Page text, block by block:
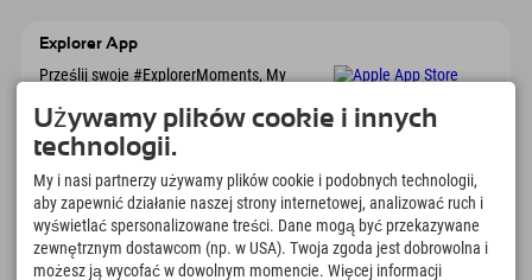
Explorer App
Prześlij swoje #ExplorerMoments, My
marzeń, przeglądem restauracji i wieloma
innymi. Pobierz teraz!
Czas na chwile odkrywcy
166
Jeziora górskie i baseny
rekreacyjne
4.634km
Stoki do jazdy na nartach i
snowboardzie
Używamy plików cookie i innych
technologii.
My i nasi partnerzy używamy plików cookie i podobnych technologii,
aby zapewnić działanie naszej strony internetowej, analizować ruch i
wyświetlać spersonalizowane treści. Dane mogą być przekazywane
zewnętrznym dostawcom (np. w USA). Twoja zgoda jest dobrowolna i
możesz ją wycofać w dowolnym momencie. Więcej informacji